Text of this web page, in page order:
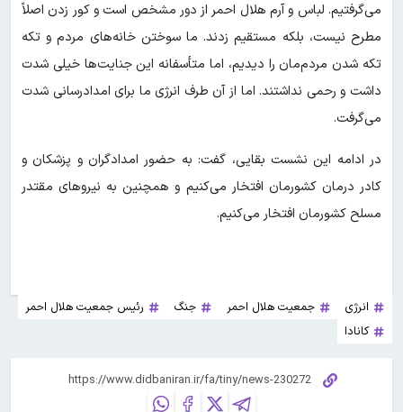
می‌گرفتیم. لباس و آرم هلال احمر از دور مشخص است و کور زدن اصلاً
مطرح نیست، بلکه مستقیم زدند. ما سوختن خانه‌های مردم و تکه
تکه شدن مردم‌مان را دیدیم، اما متأسفانه این جنایت‌ها خیلی شدت
داشت و رحمی نداشتند. اما از آن طرف انرژی ما برای امدادرسانی شدت
می‌گرفت.
در ادامه این نشست بقایی، گفت: به حضور امدادگران و پزشکان و
کادر درمان کشورمان افتخار می‌کنیم و همچنین به نیروهای مقتدر
مسلح کشورمان افتخار می‌کنیم.
انرژی جمعیت هلال احمر جنگ
رئیس جمعیت هلال احمر
کانادا